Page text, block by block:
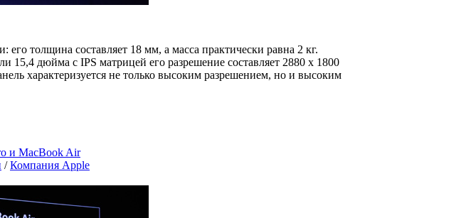
толщина составляет 18 мм, а масса практически равна 2 кг.
15,4 дюйма с IPS матрицей его разрешение составляет 2880 х 1800
характеризуется не только высоким разрешением, но и высоким
и MacBook Air
/Компания Apple